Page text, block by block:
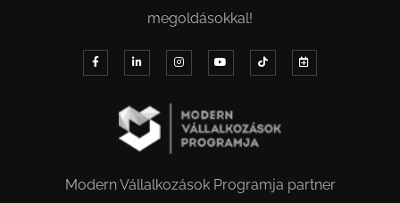
megoldásokkal!
Modern Vállalkozások Programja partner